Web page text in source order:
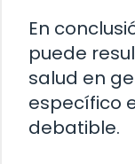
En
puede
salud en
específico
debatible.